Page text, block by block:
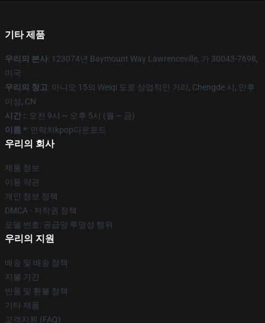
기타 제품
우리의 본사: 123074년 Baymount Way Lawrenceville, 가 30043-7698,
미국
우리의 창고: 아니오 15의 Weiqi 도로 상업적인 거리, Chengde 시, 안후
이성, CN
시간 :: 오전 9시 ~ 오후 5시 (월 ~ 금)
이름 *: 연락처kpop다운로드
우리의 회사
제품 정보
이용 약관
개인 정보 정책
DMCA - 저작권 정책
모델 번호: 공급망 투명성 행위
우리의 지원
배송 및 배송 정책
지불 기간
반품 및 환불 정책
기타 제품
고객지원 (FAQ)